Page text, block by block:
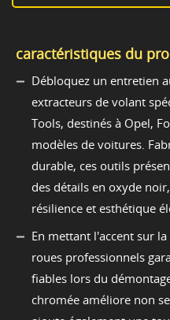
caractéristiques du
Débloquez un entretien
extracteurs de volant
Tools, destinés à Opel,
modèles de voitures.
durable, ces outils
des détails en oxyde
résilience et esthétique
En mettant l'accent sur
roues professionnels
fiables lors du
chromée améliore non